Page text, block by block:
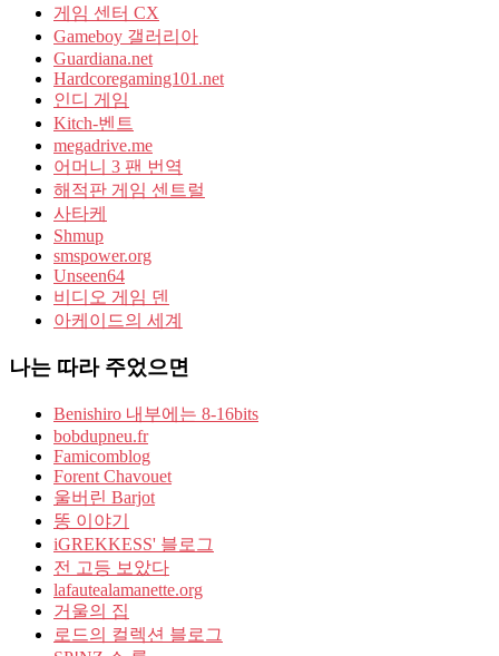
게임 센터 CX
Gameboy 갤러리아
Guardiana.net
Hardcoregaming101.net
인디 게임
Kitch-벤트
megadrive.me
어머니 3 팬 번역
해적판 게임 센트럴
사타케
Shmup
smspower.org
Unseen64
비디오 게임 덴
아케이드의 세계
나는 따라 주었으면
Benishiro 내부에는 8-16bits
bobdupneu.fr
Famicomblog
Forent Chavouet
울버린 Barjot
똥 이야기
iGREKKESS' 블로그
전 고등 보았다
lafautealamanette.org
거울의 집
로드의 컬렉션 블로그